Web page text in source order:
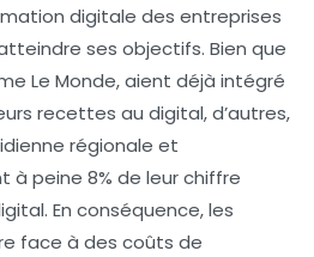
digitale des entreprises
ses objectifs. Bien que
Le Monde, aient déjà intégré
recettes au digital, d’autres,
régionale et
à peine 8% de leur chiffre
En conséquence, les
face à des coûts de